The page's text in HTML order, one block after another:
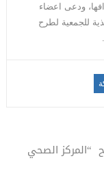
ودعى اعضاء
للجمعية لطرح
“المركز الصحي